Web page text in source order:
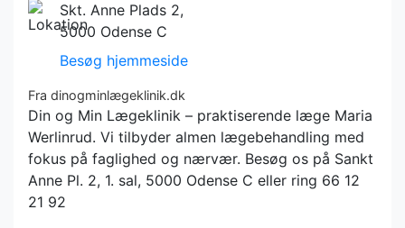
Skt. Anne Plads 2,
5000 Odense C
Besøg hjemmeside
Fra dinogminlægeklinik.dk
Din og Min Lægeklinik – praktiserende læge Maria
Werlinrud. Vi tilbyder almen lægebehandling med
fokus på faglighed og nærvær. Besøg os på Sankt
Anne Pl. 2, 1. sal, 5000 Odense C eller ring 66 12
21 92